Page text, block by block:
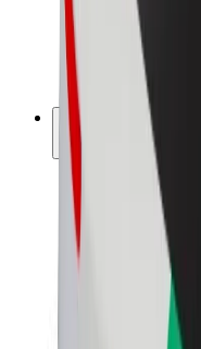
Bolt
Στόλοι
Franchises
Εταιρεία
Θέσεις εργασίας
Σχετικά με τη
Βιωσιμότητα
Project Zero